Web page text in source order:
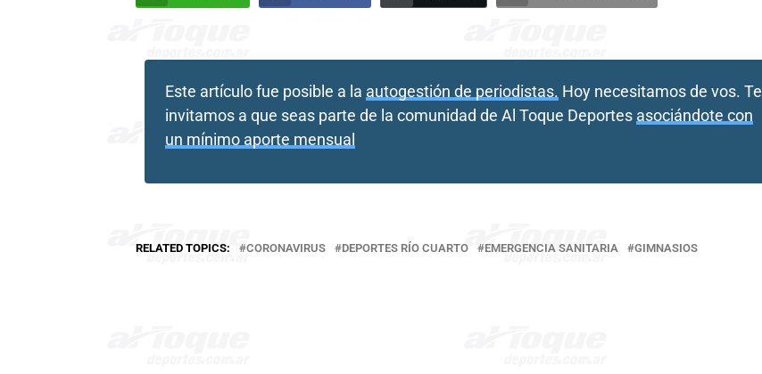
Este artículo fue posible a la autogestión de periodistas. Hoy necesitamos de vos. Te
invitamos a que seas parte de la comunidad de Al Toque Deportes asociándote con
un mínimo aporte mensual
RELATED TOPICS: CORONAVIRUS DEPORTES RÍO CUARTO EMERGENCIA SANITARIA GIMNASIOS